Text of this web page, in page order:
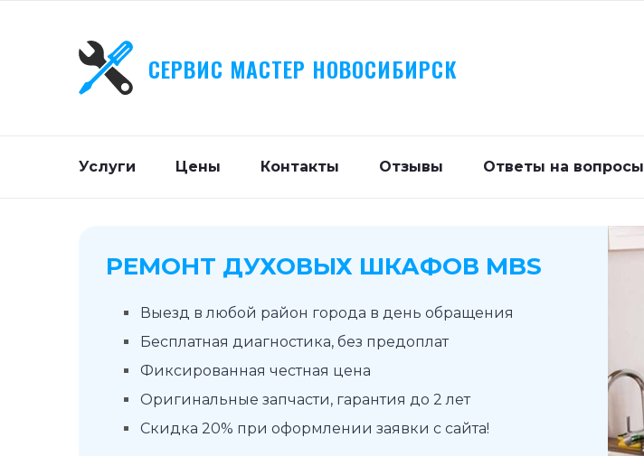
СЕРВИС МАСТЕР НОВОСИБИРСК
Услуги Цены Контакты Отзывы Ответы на вопросы
РЕМОНТ ДУХОВЫХ ШКАФОВ MBS
Выезд в любой район города в день обращения
Бесплатная диагностика, без предоплат
Фиксированная честная цена
Оригинальные запчасти, гарантия до 2 лет
Скидка 20% при оформлении заявки с сайта!